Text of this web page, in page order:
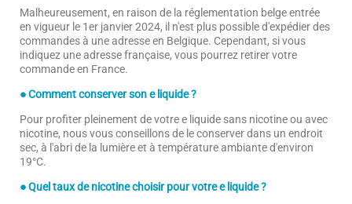
Malheureusement, en raison de la réglementation belge entrée
en vigueur le 1er janvier 2024, il n'est plus possible d'expédier des
commandes à une adresse en Belgique. Cependant, si vous
indiquez une adresse française, vous pourrez retirer votre
commande en France.
● Comment conserver son e liquide ?
Pour profiter pleinement de votre e liquide sans nicotine ou avec
nicotine, nous vous conseillons de le conserver dans un endroit
sec, à l'abri de la lumière et à température ambiante d'environ
19°C.
● Quel taux de nicotine choisir pour votre e liquide ?